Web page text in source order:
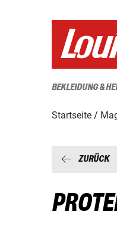
BEKLEIDUNG &
Startseite
ZURÜCK